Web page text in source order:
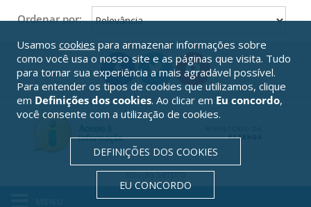
Ordenar por:
SoluçãoSerpro
Usamos cookies para armazenar informações sobre
como você usa o nosso site e as páginas que visita. Tudo
para tornar sua experiência a mais agradável possível.
Para entender os tipos de cookies que utilizamos, clique
em Definições dos cookies. Ao clicar em Eu concordo,
você consente com a utilização de cookies.
DEFINIÇÕES DOS COOKIES
EU CONCORDO